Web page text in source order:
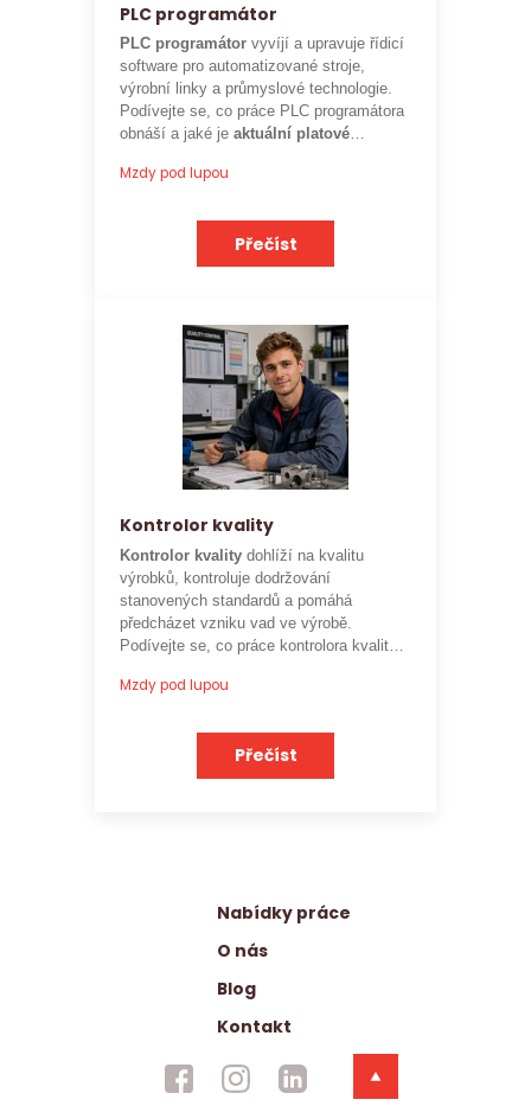
PLC programátor
PLC programátorvyvíjí a upravuje řídicí
software pro automatizované stroje,
výrobní linky a průmyslové technologie.
Podívejte se, co práce PLC programátora
obnáší a jaké jeaktuální platové
Mzdy pod lupou
Přečíst
Kontrolor kvality
Kontrolor kvalitydohlíží na kvalitu
výrobků, kontroluje dodržování
stanovených standardů a pomáhá
předcházet vzniku vad ve výrobě.
Podívejte se, co práce kontrolora kvality
ohodnocení této profese
Mzdy pod lupou
Přečíst
Nabídky práce
O nás
Blog
Kontakt